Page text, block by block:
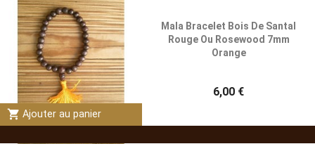
shopping_cart Ajouter au panier
Mala Bracelet Bois De Santal
Rouge Ou Rosewood 7mm
Orange
6,00 €